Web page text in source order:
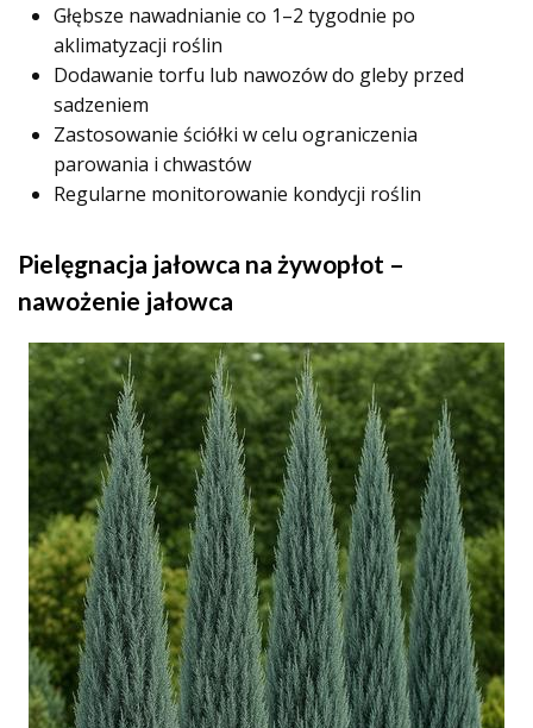
Głębsze nawadnianie co 1–2 tygodnie po
aklimatyzacji roślin
Dodawanie torfu lub nawozów do gleby przed
sadzeniem
Zastosowanie ściółki w celu ograniczenia
parowania i chwastów
Regularne monitorowanie kondycji roślin
Pielęgnacja jałowca na żywopłot –
nawożenie jałowca